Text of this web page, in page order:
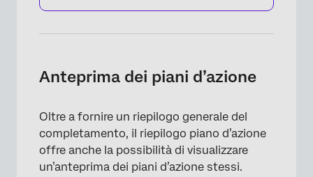
Anteprima dei piani d’azione
Oltre a fornire un riepilogo generale del
completamento, il riepilogo piano d’azione
offre anche la possibilità di visualizzare
un’anteprima dei piani d’azione stessi.